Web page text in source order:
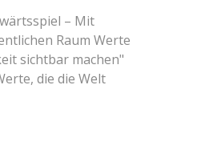
– Mit
Raum Werte
sichtbar machen"
die die Welt